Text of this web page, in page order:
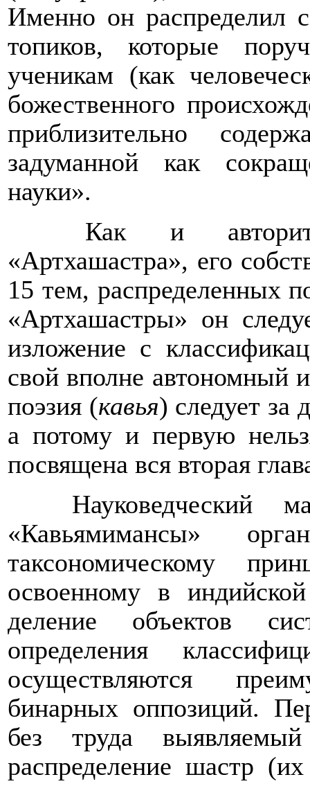
Именно он распределил
топиков, которые
ученикам (как
божественного
приблизительно
задуманной как
науки».
Как и
«Артхашастра», его
15 тем, распределенных
«Артхашастры» он
изложение с
свой вполне автономный
поэзия (кавья) следует за
а потому и первую
посвящена вся вторая
Науковедческий
«Кавьямимансы»
таксономическому
освоенному в
деление объектов
определения
осуществляются
бинарных оппозиций.
без труда
распределение шастр